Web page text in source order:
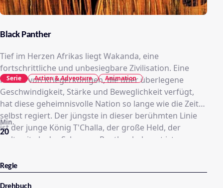
Black Panther
Tief im Herzen Afrikas liegt Wakanda, eine
fortschrittliche und unbesiegbare Zivilisation. Eine
Familie von Kriegerkönigen, die über überlegene
Geschwindigkeit, Stärke und Beweglichkeit verfügt,
hat diese geheimnisvolle Nation so lange wie die Zeit
selbst regiert. Der jüngste in dieser berühmten Linie
ist der junge König T'Challa, der große Held, der
weltweit als der Schwarze Panther bekannt ist
Gladiator). Jetzt versammeln sich wieder Außenseiter,
um in Wakanda einzufallen und es zu plündern.
20
Min.
Serie Action & Adventure Animation
Regie